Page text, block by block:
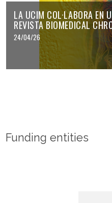
LA UCIM COL·LABORA EN
REVISTA BIOMEDICAL
24/04/26
Funding entities